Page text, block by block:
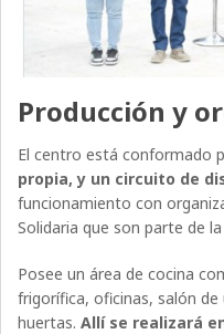
Producción y
El centro está conformado
propia, y un circuito de
funcionamiento con
Solidaria que son parte de
Posee un área de cocina
frigorífica, oficinas, salón
huertas.Allí se realizará